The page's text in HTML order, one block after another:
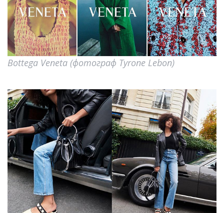
Bottega Veneta (фотограф Tyrone Lebon)